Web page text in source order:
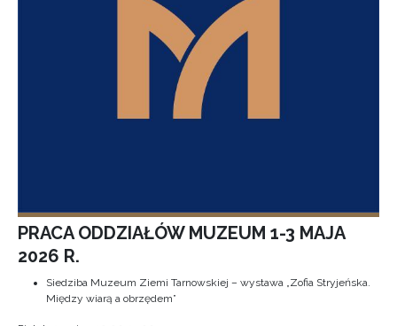
PRACA ODDZIAŁÓW MUZEUM 1-3 MAJA
2026 R.
Siedziba Muzeum Ziemi Tarnowskiej – wystawa „Zofia Stryjeńska.
Między wiarą a obrzędem”